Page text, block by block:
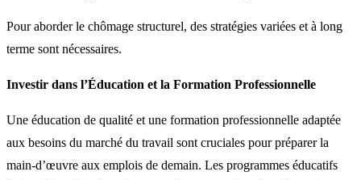
Pour aborder le chômage structurel, des stratégies variées et à long
terme sont nécessaires.
Investir dans l’Éducation et la Formation Professionnelle
Une éducation de qualité et une formation professionnelle adaptée
aux besoins du marché du travail sont cruciales pour préparer la
main-d’œuvre aux emplois de demain. Les programmes éducatifs